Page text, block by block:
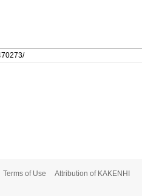
Terms of Use Attribution of KAKENHI